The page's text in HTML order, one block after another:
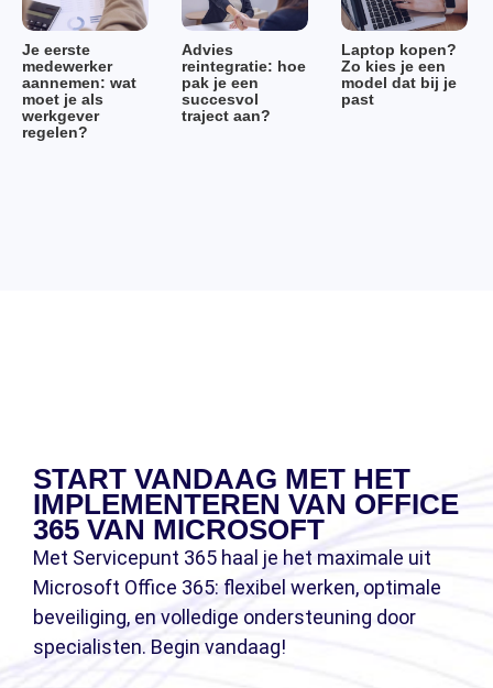
Je eerste
medewerker
aannemen: wat
moet je als
werkgever
regelen?
Advies
reintegratie: hoe
pak je een
succesvol
traject aan?
Laptop kopen?
Zo kies je een
model dat bij je
past
START VANDAAG MET HET
IMPLEMENTEREN VAN OFFICE
365 VAN MICROSOFT
Met Servicepunt 365 haal je het maximale uit
Microsoft Office 365: flexibel werken, optimale
beveiliging, en volledige ondersteuning door
specialisten. Begin vandaag!